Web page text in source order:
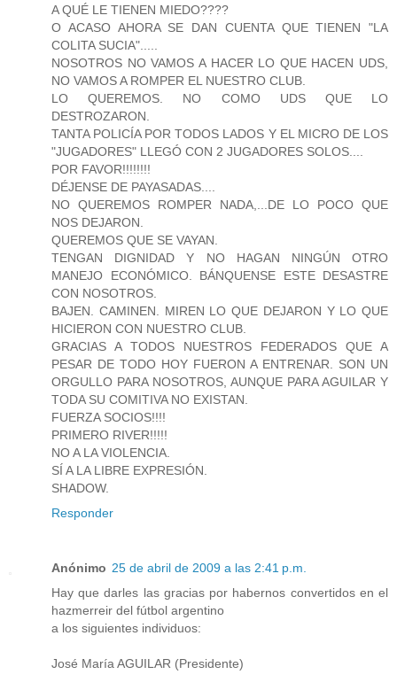
A QUÉ LE TIENEN MIEDO????
O ACASO AHORA SE DAN CUENTA QUE TIENEN "LA
COLITA SUCIA".....
NOSOTROS NO VAMOS A HACER LO QUE HACEN UDS,
NO VAMOS A ROMPER EL NUESTRO CLUB.
LO QUEREMOS. NO COMO UDS QUE LO
DESTROZARON.
TANTA POLICÍA POR TODOS LADOS Y EL MICRO DE LOS
"JUGADORES" LLEGÓ CON 2 JUGADORES SOLOS....
POR FAVOR!!!!!!!!
DÉJENSE DE PAYASADAS....
NO QUEREMOS ROMPER NADA,...DE LO POCO QUE
NOS DEJARON.
QUEREMOS QUE SE VAYAN.
TENGAN DIGNIDAD Y NO HAGAN NINGÚN OTRO
MANEJO ECONÓMICO. BÁNQUENSE ESTE DESASTRE
CON NOSOTROS.
BAJEN. CAMINEN. MIREN LO QUE DEJARON Y LO QUE
HICIERON CON NUESTRO CLUB.
GRACIAS A TODOS NUESTROS FEDERADOS QUE A
PESAR DE TODO HOY FUERON A ENTRENAR. SON UN
ORGULLO PARA NOSOTROS, AUNQUE PARA AGUILAR Y
TODA SU COMITIVA NO EXISTAN.
FUERZA SOCIOS!!!!
PRIMERO RIVER!!!!!
NO A LA VIOLENCIA.
SÍ A LA LIBRE EXPRESIÓN.
SHADOW.
Responder
Anónimo 25 de abril de 2009 a las 2:41 p.m.
Hay que darles las gracias por habernos convertidos en el
hazmerreir del fútbol argentino
a los siguientes individuos:
José María AGUILAR (Presidente)